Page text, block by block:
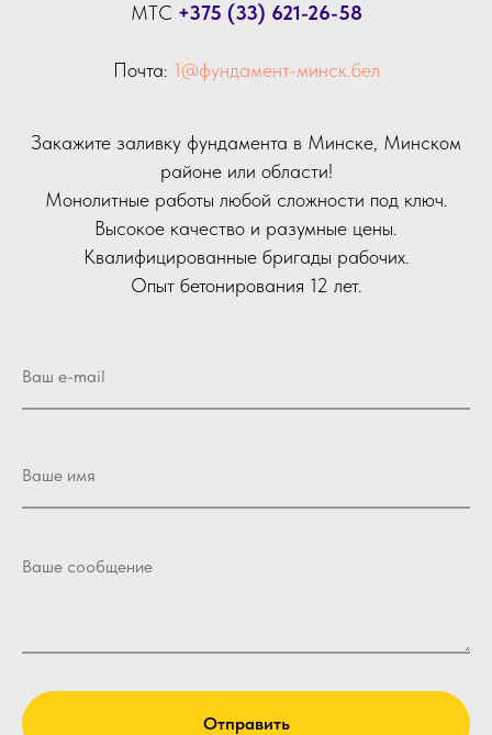
МТС +375 (33) 621-26-58
Почта: 1@фундамент-минск.бел
Закажите заливку фундамента в Минске, Минском
районе или области!
Монолитные работы любой сложности под ключ.
Высокое качество и разумные цены.
Квалифицированные бригады рабочих.
Опыт бетонирования 12 лет.
Отправить